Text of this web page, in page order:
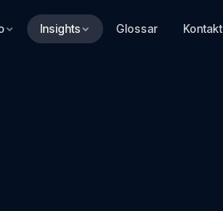
Insights Glossar Kontakt